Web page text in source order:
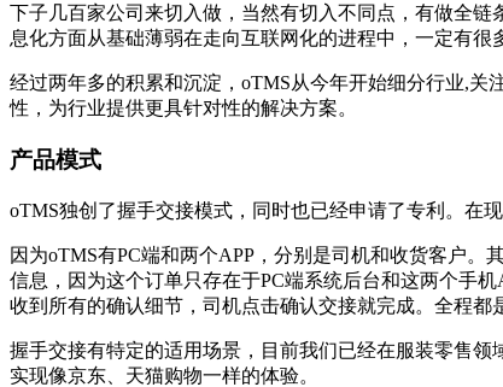
下子几百家公司来切入做，当然有切入不同点，有做全
息化方面从基础薄弱在走向互联网化的进程中，一定有很
经过两年多的积累和沉淀，oTMS从今年开始细分行业,
性，为行业提供更具针对性的解决方案。
产品模式
oTMS独创了握手交接模式，同时也已经申请了专利。在
因为oTMS有PC端和两个APP，分别是司机和收货客户
信息，因为这个订单只存在于PC端系统后台和这两个手
收到所有的确认细节，司机点击确认交接就完成。全程都
握手交接有特定的适用场景，目前我们已经在服装零售
实现像京东、天猫购物一样的体验。